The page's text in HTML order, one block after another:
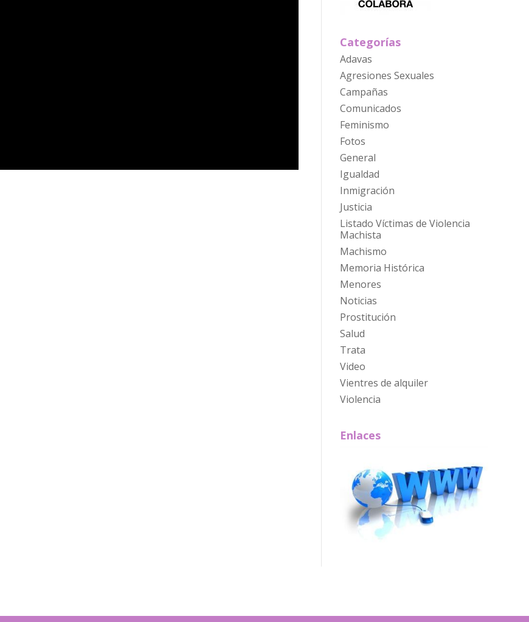
Categorías
Adavas
Agresiones Sexuales
Campañas
Comunicados
Feminismo
Fotos
General
Igualdad
Inmigración
Justicia
Listado Víctimas de Violencia
Machista
Machismo
Memoria Histórica
Menores
Noticias
Prostitución
Salud
Trata
Video
Vientres de alquiler
Violencia
Enlaces